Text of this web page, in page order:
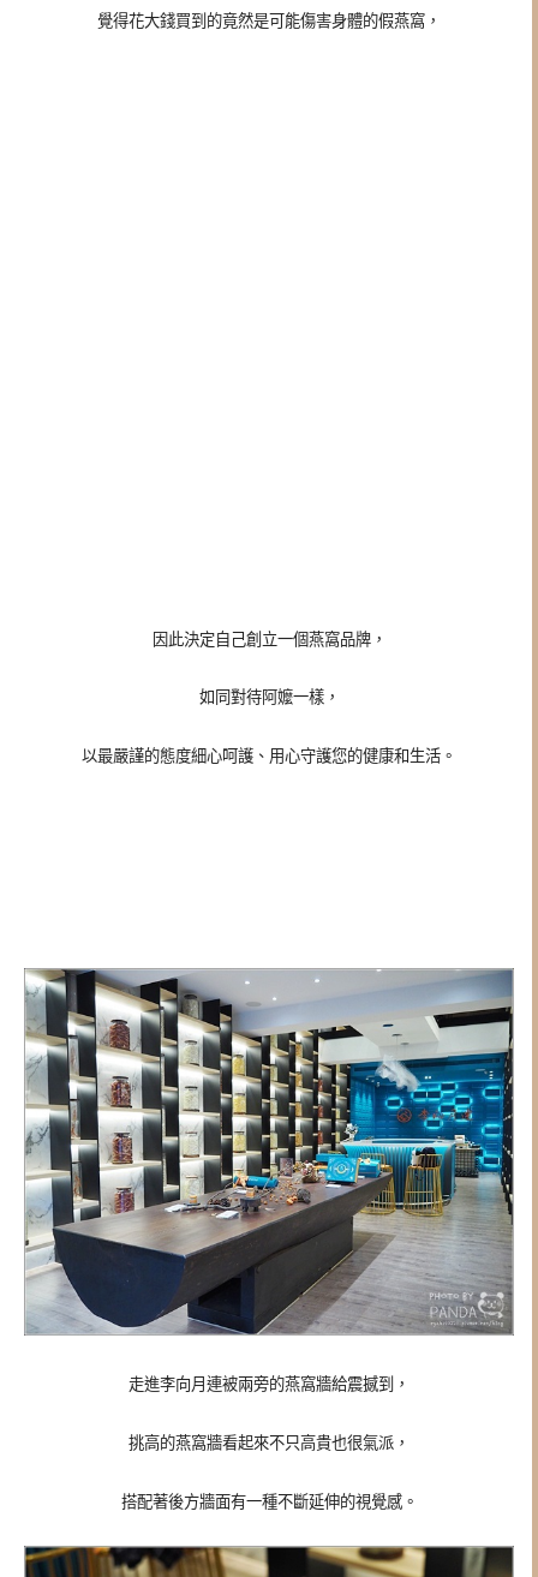
覺得花大錢買到的竟然是可能傷害身體的假燕窩，
因此決定自己創立一個燕窩品牌，
如同對待阿嬤一樣，
以最嚴謹的態度細心呵護、用心守護您的健康和生活。
走進李向月連被兩旁的燕窩牆給震撼到，
挑高的燕窩牆看起來不只高貴也很氣派，
搭配著後方牆面有一種不斷延伸的視覺感。